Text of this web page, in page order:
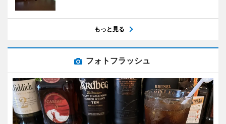
もっと見る
フォトフラッシュ